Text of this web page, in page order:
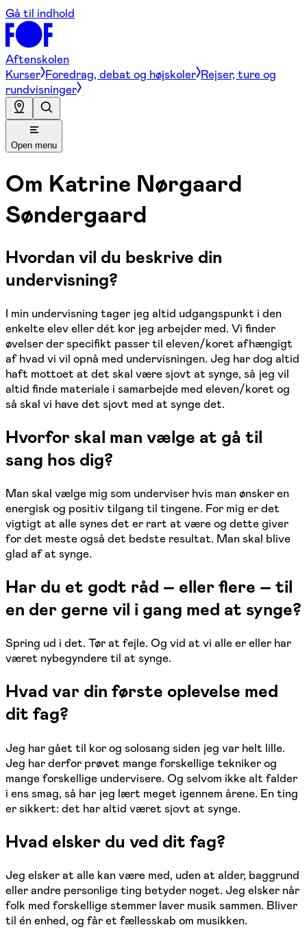
Gå til indhold
Aftenskolen
Kurser Foredrag, debat og højskoler Rejser, ture og
rundvisninger
Open menu
Om Katrine Nørgaard
Søndergaard
Hvordan vil du beskrive din
undervisning?
I min undervisning tager jeg altid udgangspunkt i den
enkelte elev eller dét kor jeg arbejder med. Vi finder
øvelser der specifikt passer til eleven/koret afhængigt
af hvad vi vil opnå med undervisningen. Jeg har dog altid
haft mottoet at det skal være sjovt at synge, så jeg vil
altid finde materiale i samarbejde med eleven/koret og
så skal vi have det sjovt med at synge det.
Hvorfor skal man vælge at gå til
sang hos dig?
Man skal vælge mig som underviser hvis man ønsker en
energisk og positiv tilgang til tingene. For mig er det
vigtigt at alle synes det er rart at være og dette giver
for det meste også det bedste resultat. Man skal blive
glad af at synge.
Har du et godt råd – eller flere – til
en der gerne vil i gang med at synge?
Spring ud i det. Tør at fejle. Og vid at vi alle er eller har
været nybegyndere til at synge.
Hvad var din første oplevelse med
dit fag?
Jeg har gået til kor og solosang siden jeg var helt lille.
Jeg har derfor prøvet mange forskellige tekniker og
mange forskellige undervisere. Og selvom ikke alt falder
i ens smag, så har jeg lært meget igennem årene. En ting
er sikkert: det har altid været sjovt at synge.
Hvad elsker du ved dit fag?
Jeg elsker at alle kan være med, uden at alder, baggrund
eller andre personlige ting betyder noget. Jeg elsker når
folk med forskellige stemmer laver musik sammen. Bliver
til én enhed, og får et fællesskab om musikken.